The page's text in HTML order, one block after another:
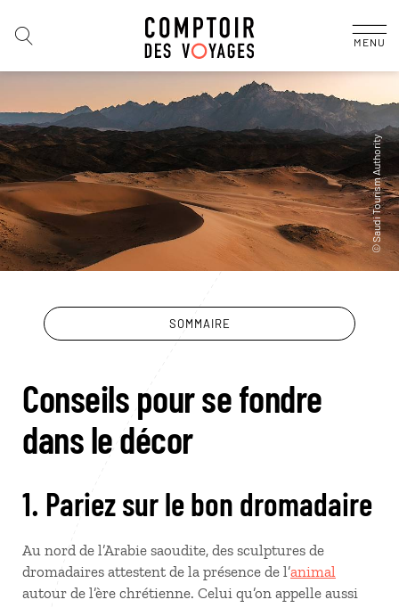
MENU
SOMMAIRE
Conseils pour se fondre
dans le décor
1. Pariez sur le bon dromadaire
Au nord de l’Arabie saoudite, des sculptures de
dromadaires attestent de la présence de l’animal
autour de l’ère chrétienne. Celui qu’on appelle aussi